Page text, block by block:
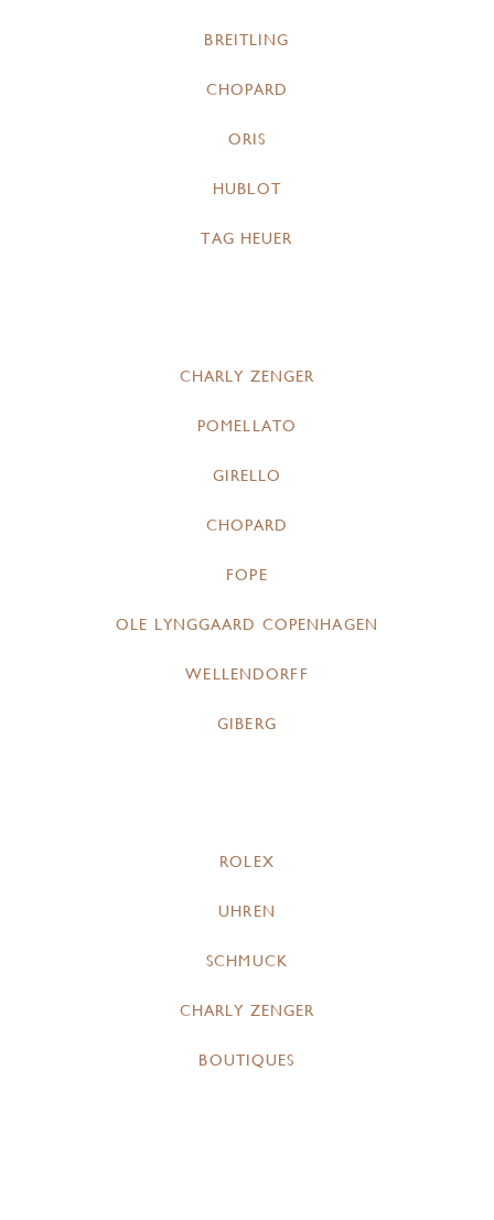
BREITLING
CHOPARD
ORIS
HUBLOT
TAG HEUER
CHARLY ZENGER
POMELLATO
GIRELLO
CHOPARD
FOPE
OLE LYNGGAARD COPENHAGEN
WELLENDORFF
GIBERG
ROLEX
UHREN
SCHMUCK
CHARLY ZENGER
BOUTIQUES